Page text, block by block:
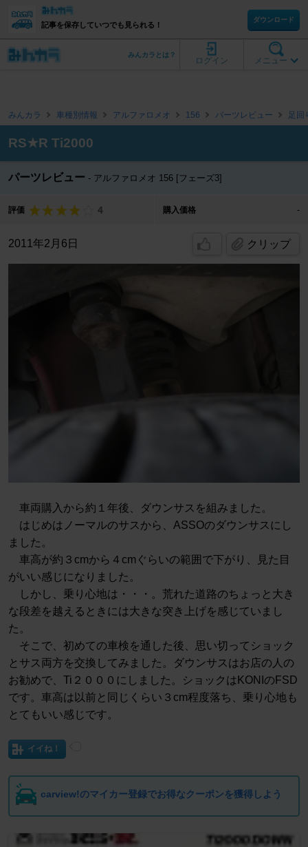
記事を保存していつでも見られる！
ダウンロード
メニュー
ログイン
みんカラとは？
みんカラ 車種別情報 アルファロメオ 156 パーツレビュー 足回
RS★R Ti2000
パーツレビュー アルファロメオ 156 [フェーズ3]
評価 4 購入価格 -
2011年2月6日 クリップ
車両購入から約１年後、ダウンサスを組みました。
はじめはノーマルのサスから、ASSOのダウンサスにし
ました。
車高が約３cmから４cmぐらいの範囲で下がり、見た目
がいい感じになりました。
しかし、乗り心地は・・・。荒れた道路のちょっと大き
な段差を越えるときには大きな突き上げを感じていまし
た。
そこで、初めての車検を通した後、思い切ってショック
とサス両方を交換してみました。ダウンサスはお店の人の
お勧めで、Ti２０００にしました。ショックはKONIのFSD
です。車高は以前と同じくらい３cm程度落ち、乗り心地も
とてもいい感じです。
イイね！
carview!のマイカー登録でお得なクーポンを獲得しよう